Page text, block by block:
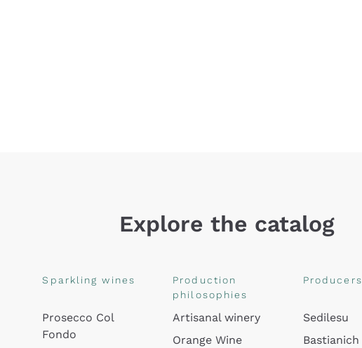
Explore the catalog
Sparkling wines
Prosecco Col
Fondo
Production
philosophies
Artisanal winery
Orange Wine
Producers
Sedilesu
Bastianich